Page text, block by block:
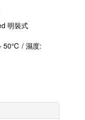
明裝式
50℃ / 濕度: